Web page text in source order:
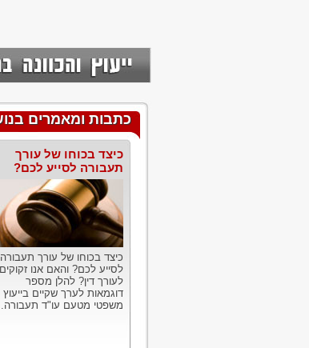
כתבות ומאמרים
כיצד בכוחו של עורך
תעבורה לסייע לכם?
כיצד בכוחו של עורך תעבורה
לסייע לכם? והאם אנו זקוקים
לעורך דין? להלן מספר
דוגמאות לערך שקיים בייעוץ
משפטי מטעם עו"ד